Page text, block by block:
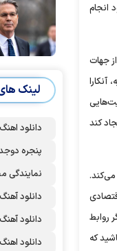
انجام
جهات
کند
می‌کند.
روابط
که
لینک
دانلود اهنگ
پنجره
نمایندگی
دانلود
دانلود
دانلود اهنگ